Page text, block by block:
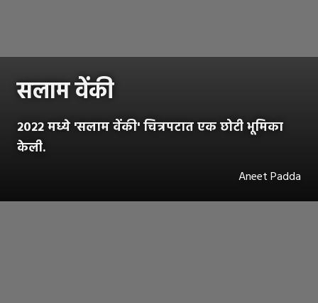
सलाम वेंकी
२०२२ मध्ये 'सलाम वेंकी' चित्रपटात एक छोटी भूमिका
केली.
Aneet Padda